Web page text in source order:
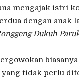
mengajak istri
dengan anak
Dukuh
yang tidak perlu